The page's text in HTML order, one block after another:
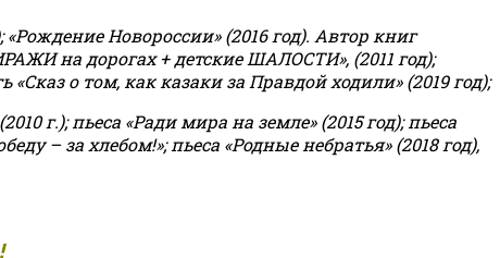
Новороссии» (2016 год). Автор книг
на дорогах + детские ШАЛОСТИ», (2011 год);
«Сказ о том, как казаки за Правдой ходили» (2019 год);
г.); пьеса «Ради мира на земле» (2015 год); пьеса
– за хлебом!»;пьеса «Родные небратья» (2018 год),